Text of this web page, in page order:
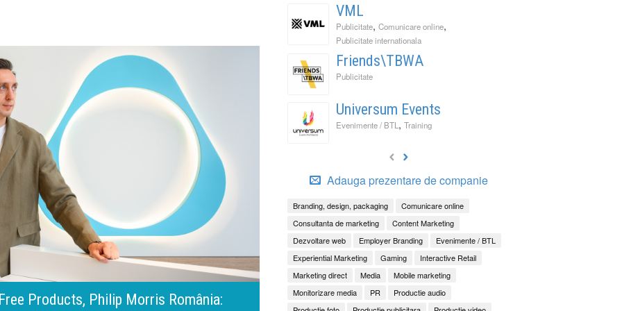
Pîrlog: Cel mai important „test al
VML
Publicitate, Comunicare online,
Publicitate internationala
Friends\TBWA
Publicitate
Universum Events
Evenimente / BTL , Training
Adauga prezentare de companie
Branding, design, packaging
Comunicare online
Consultanta de marketing
Content Marketing
Dezvoltare web
Employer Branding
Evenimente / BTL
Experiential Marketing
Gaming
Interactive Retail
Marketing direct
Media
Mobile marketing
Monitorizare media
PR
Productie audio